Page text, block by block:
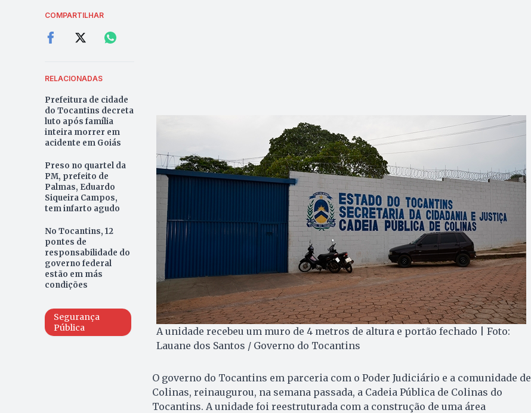
COMPARTILHAR
RELACIONADAS
Prefeitura de cidade
do Tocantins decreta
luto após família
inteira morrer em
acidente em Goiás
Preso no quartel da
PM, prefeito de
Palmas, Eduardo
Siqueira Campos,
tem infarto agudo
No Tocantins, 12
pontes de
responsabilidade do
governo federal
estão em más
condições
Segurança
Pública
A unidade recebeu um muro de 4 metros de altura e portão fechado | Foto:
Lauane dos Santos / Governo do Tocantins
O governo do Tocantins em parceria com o Poder Judiciário e a comunidade de
Colinas, reinaugurou, na semana passada, a Cadeia Pública de Colinas do
Tocantins. A unidade foi reestruturada com a construção de uma área